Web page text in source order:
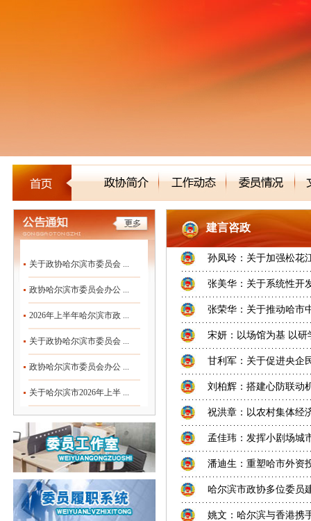
关于政协哈尔滨市委员会 ...
政协哈尔滨市委员会办公 ...
2026年上半年哈尔滨市政 ...
关于政协哈尔滨市委员会 ...
政协哈尔滨市委员会办公 ...
关于哈尔滨市2026年上半 ...
建言咨政
孙凤玲：关于加强松花
张美华：关于系统性开
张荣华：关于推动哈市
宋妍：以场馆为基 以
甘利军：关于促进央企
刘柏辉：搭建心防联动
祝洪章：以农村集体经
孟佳玮：发挥小剧场城
潘迪生：重塑哈市外资
哈尔滨市政协多位委员
姚文：哈尔滨与香港携